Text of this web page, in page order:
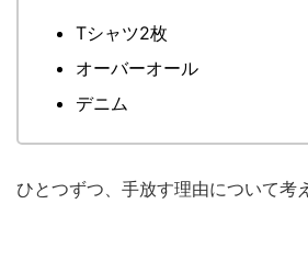
Tシャツ2枚
オーバーオール
デニム
ひとつずつ、手放す理由について考